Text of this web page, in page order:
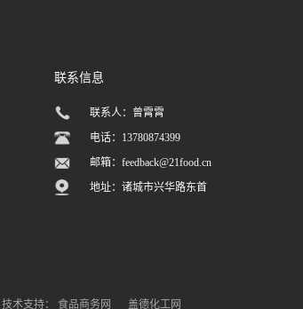
联系信息
联系人：曾霄霄
电话：13780874399
邮箱：feedback@21food.cn
地址：诸城市兴华路东首
技术支持： 食品商务网 盖德化工网